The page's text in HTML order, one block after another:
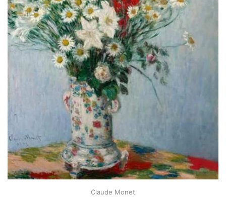
Claude Monet